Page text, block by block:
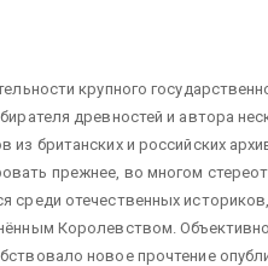
крупного
древностей и автора
из британских и российских
прежнее, во многом
среди отечественных
Королевством.
новое прочтение